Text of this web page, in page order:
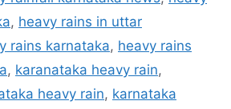
, heavy rains in uttar
rains karnataka, heavy rains
, karanataka heavy rain,
heavy rain, karnataka